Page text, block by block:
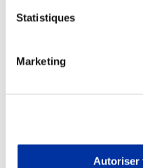
Statistiques
Marketing
Autoriser
Viandes et
Juste